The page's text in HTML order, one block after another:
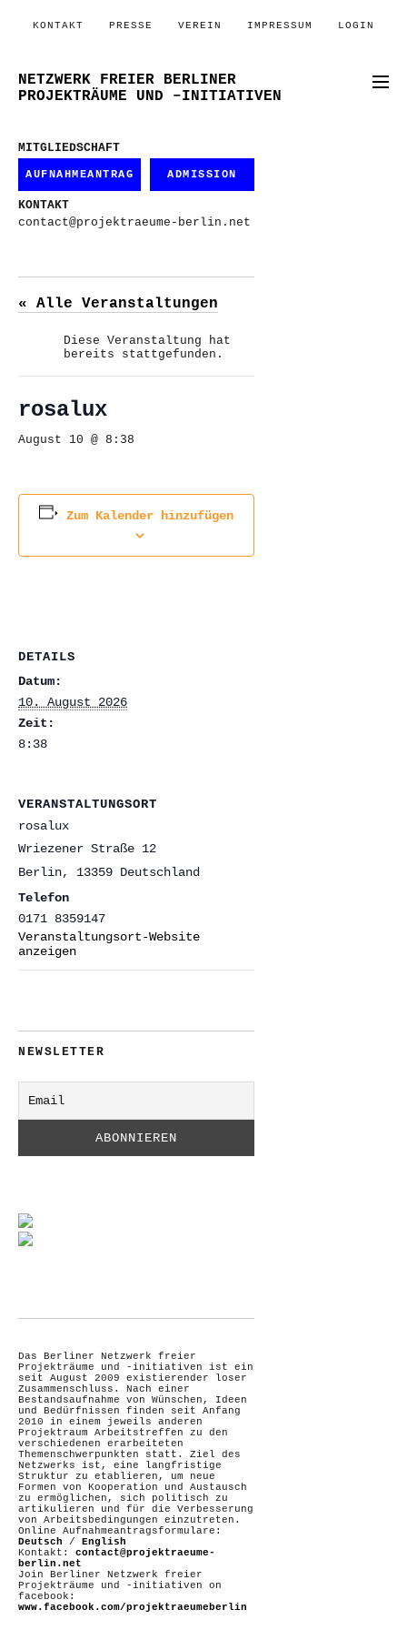
KONTAKT PRESSE VEREIN IMPRESSUM LOGIN
NETZWERK FREIER BERLINER
PROJEKTRÄUME UND –INITIATIVEN
MITGLIEDSCHAFT
AUFNAHMEANTRAG ADMISSION
KONTAKT
contact@projektraeume-berlin.net
« Alle Veranstaltungen
Diese Veranstaltung hat
bereits stattgefunden.
rosalux
August 10 @ 8:38
Zum Kalender hinzufügen
DETAILS
Datum:
10. August 2026
Zeit:
8:38
VERANSTALTUNGSORT
rosalux
Wriezener Straße 12
Berlin, 13359 Deutschland
Telefon
0171 8359147
Veranstaltungsort-Website
anzeigen
NEWSLETTER
Das Berliner Netzwerk freier
Projekträume und -initiativen ist ein
seit August 2009 existierender loser
Zusammenschluss. Nach einer
Bestandsaufnahme von Wünschen, Ideen
und Bedürfnissen finden seit Anfang
2010 in einem jeweils anderen
Projektraum Arbeitstreffen zu den
verschiedenen erarbeiteten
Themenschwerpunkten statt. Ziel des
Netzwerks ist, eine langfristige
Struktur zu etablieren, um neue
Formen von Kooperation und Austausch
zu ermöglichen, sich politisch zu
artikulieren und für die Verbesserung
von Arbeitsbedingungen einzutreten.
Online Aufnahmeantragsformulare:
Deutsch / English
Kontakt: contact@projektraeume-
berlin.net
Join Berliner Netzwerk freier
Projekträume und -initiativen on
facebook:
www.facebook.com/projektraeumeberlin